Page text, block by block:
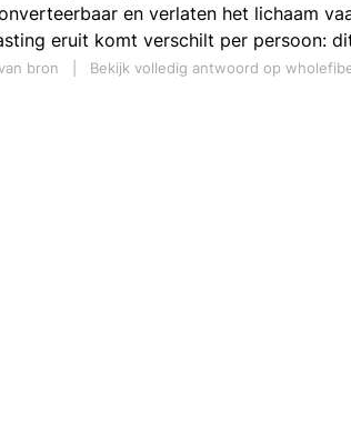
en verlaten het lichaam
eruit komt verschilt per persoon:
bron Bekijk volledig antwoord op